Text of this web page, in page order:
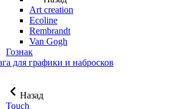
Art creation
Ecoline
Rembrandt
Van Gogh
Гознак
для графики и набросков
Назад
Touch